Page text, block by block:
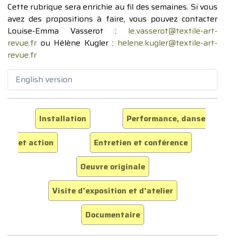
Cette rubrique sera enrichie au fil des semaines. Si vous
avez des propositions à faire, vous pouvez contacter
Louise-Emma Vasserot : le.vasserot@textile-art-
revue.fr ou Hélène Kugler : helene.kugler@textile-art-
revue.fr
English version
Installation
Performance, danse
et action
Entretien et conférence
Oeuvre originale
Visite d'exposition et d'atelier
Documentaire